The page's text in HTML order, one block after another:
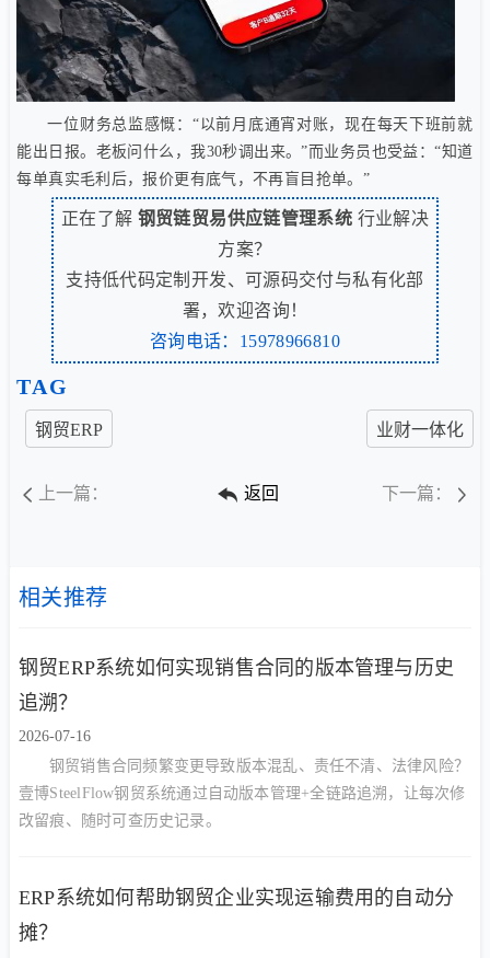
一位财务总监感慨：“以前月底通宵对账，现在每天下班前就
能出日报。老板问什么，我30秒调出来。”而业务员也受益：“知道
每单真实毛利后，报价更有底气，不再盲目抢单。”
正在了解 钢贸链贸易供应链管理系统 行业解决
方案？
支持低代码定制开发、可源码交付与私有化部
署，欢迎咨询！
咨询电话：15978966810
TAG
钢贸ERP 业财一体化
上一篇： 返回 下一篇：
相关推荐
钢贸ERP系统如何实现销售合同的版本管理与历史
追溯？
2026-07-16
钢贸销售合同频繁变更导致版本混乱、责任不清、法律风险？
壹博SteelFlow钢贸系统通过自动版本管理+全链路追溯，让每次修
改留痕、随时可查历史记录。
ERP系统如何帮助钢贸企业实现运输费用的自动分
摊？